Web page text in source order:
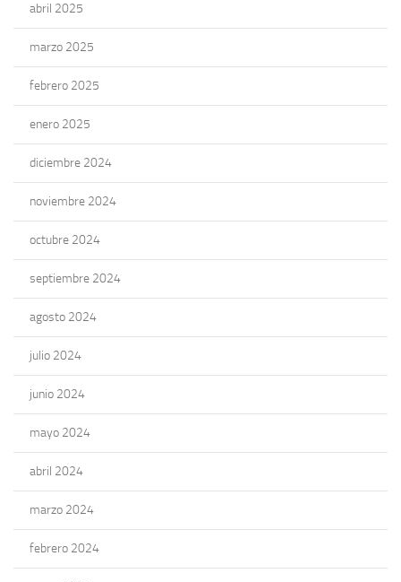
abril 2025
marzo 2025
febrero 2025
enero 2025
diciembre 2024
noviembre 2024
octubre 2024
septiembre 2024
agosto 2024
julio 2024
junio 2024
mayo 2024
abril 2024
marzo 2024
febrero 2024